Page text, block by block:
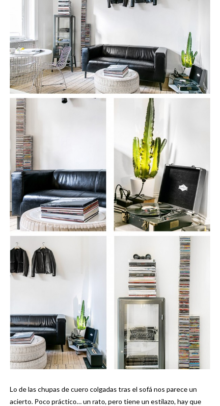
Lo de las chupas de cuero colgadas tras el sofá nos parece un
acierto. Poco práctico… un rato, pero tiene un estilazo, hay que